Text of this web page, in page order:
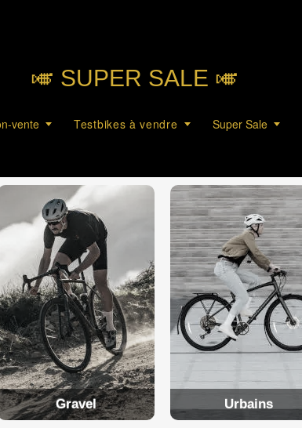
🎺︎ SUPER SALE 🎺︎
vente Testbikes à vendre Super Sale
Gravel Urbains